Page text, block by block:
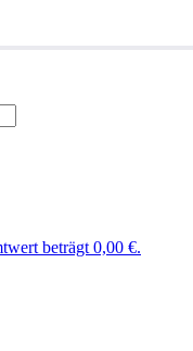
beträgt 0,00 €.